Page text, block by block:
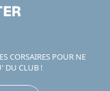
CORSAIRES POUR NE
DU CLUB !